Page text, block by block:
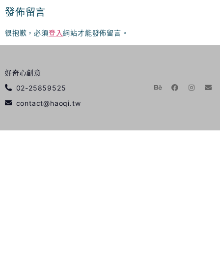
發佈留言
很抱歉，必須登入網站才能發佈留言。
好奇心創意
02-25859525
contact@haoqi.tw